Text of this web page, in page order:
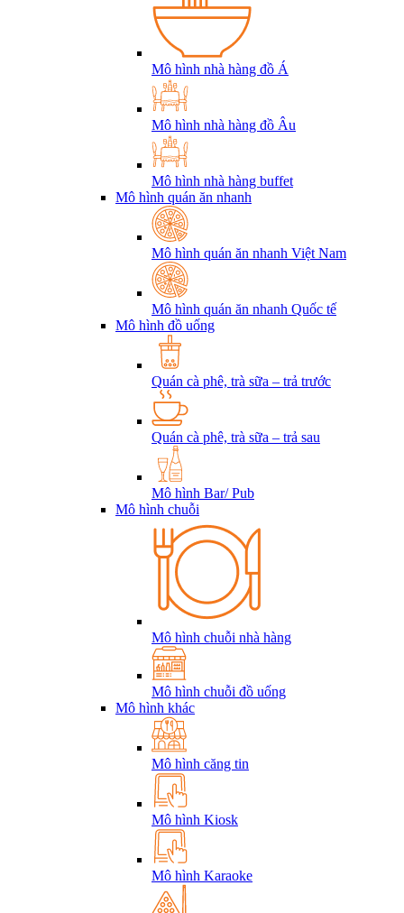
Mô hình nhà hàng đồ Á
Mô hình nhà hàng đồ Âu
Mô hình nhà hàng buffet
Mô hình quán ăn nhanh
Mô hình quán ăn nhanh Việt Nam
Mô hình quán ăn nhanh Quốc tế
Mô hình đồ uống
Quán cà phê, trà sữa – trả trước
Quán cà phê, trà sữa – trả sau
Mô hình Bar/ Pub
Mô hình chuỗi
Mô hình chuỗi nhà hàng
Mô hình chuỗi đồ uống
Mô hình khác
Mô hình căng tin
Mô hình Kiosk
Mô hình Karaoke